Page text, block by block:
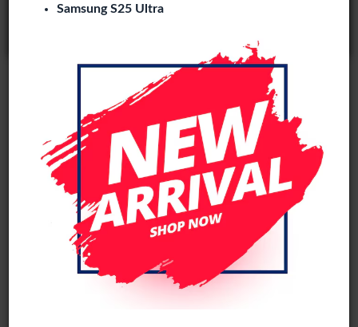
Samsung S25 Ultra